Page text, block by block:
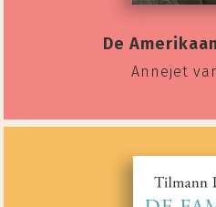
De
Annejet